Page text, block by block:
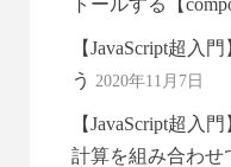
トールする【
【JavaScript超入
う 2020年11月7日
【JavaScript超入
計算を組み合わせ